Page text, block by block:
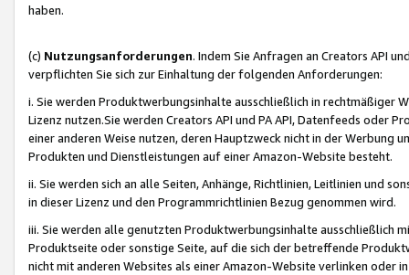
haben.
(c) Nutzungsanforderungen. Indem Sie Anfragen an Creators API
verpflichten Sie sich zur Einhaltung der folgenden Anforderungen:
i. Sie werden Produktwerbungsinhalte ausschließlich in rechtmäßiger
Lizenz nutzen.Sie werden Creators API und PA API, Datenfeeds oder
einer anderen Weise nutzen, deren Hauptzweck nicht in der Werbung
Produkten und Dienstleistungen auf einer Amazon-Website besteht.
ii. Sie werden sich an alle Seiten, Anhänge, Richtlinien, Leitlinien und
in dieser Lizenz und den Programmrichtlinien Bezug genommen wird.
iii. Sie werden alle genutzten Produktwerbungsinhalte ausschließlich
Produktseite oder sonstige Seite, auf die sich der betreffende
nicht mit anderen Websites als einer Amazon-Website verlinken oder